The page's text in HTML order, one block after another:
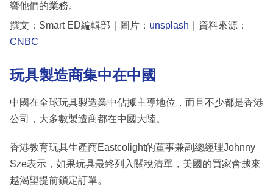
響他們的業務。
撰文：Smart ED編輯部｜圖片： unsplash ｜資料來源：
CNBC
玩具製造商集中在中國
中國在全球玩具製造業中佔據主導地位，而且不少都是香港
公司，大多數製造商都在中國大陸。
香港教育玩具生產商Eastcolight的董事兼副總經理Johnny
Sze表示，如果玩具最終列入關稅清單，美國的買家會越來
越渴望提前鎖定訂單。